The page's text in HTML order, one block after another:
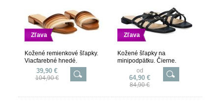
Zľava
Kožené remienkové šľapky.
Viacfarebné hnedé.
39,90 €
104,90 €
Zľava
Kožené šľapky na
minipodpätku. Čierne.
od
64,90 €
84,90 €